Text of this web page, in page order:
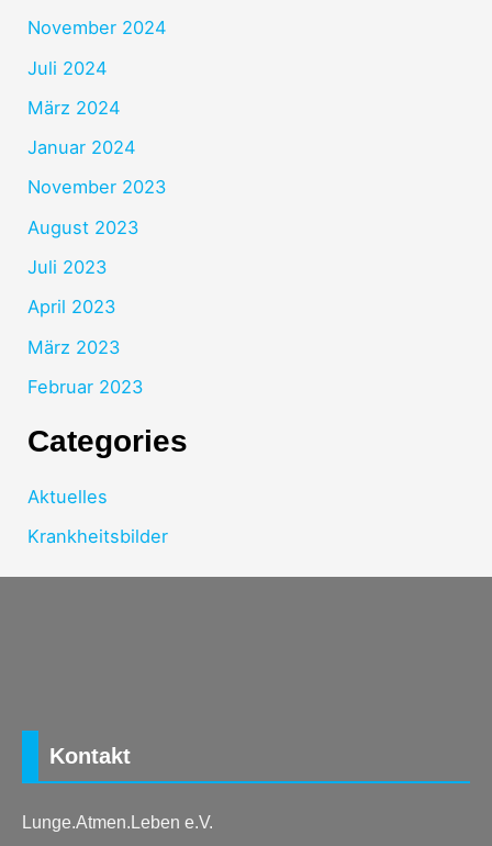
November 2024
Juli 2024
März 2024
Januar 2024
November 2023
August 2023
Juli 2023
April 2023
März 2023
Februar 2023
Categories
Aktuelles
Krankheitsbilder
Kontakt
Lunge.Atmen.Leben e.V.